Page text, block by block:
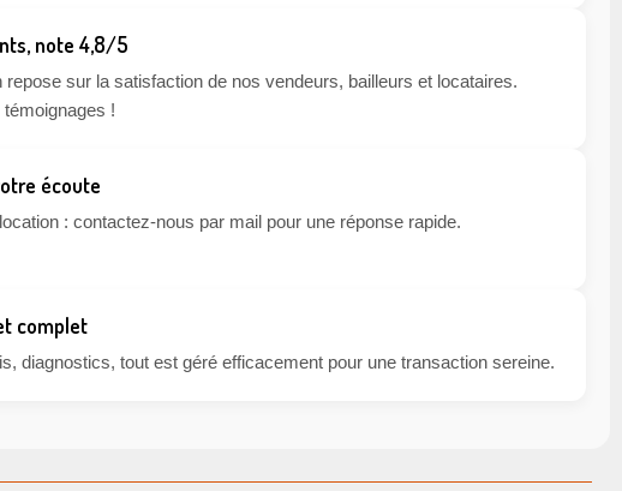
note 4,8/5
repose sur la satisfaction de nos vendeurs, bailleurs et locataires.
!
écoute
: contactez-nous par mail pour une réponse rapide.
complet
diagnostics, tout est géré efficacement pour une transaction sereine.